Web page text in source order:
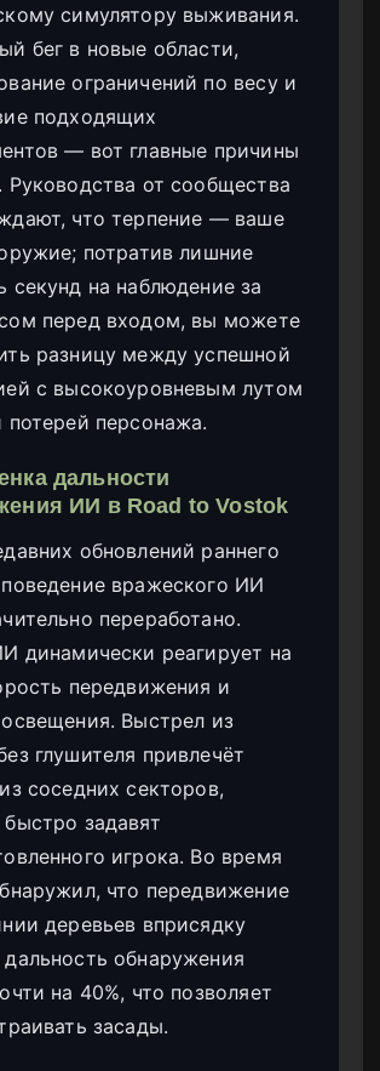
симулятору выживания.
бег в новые области,
ограничений по весу и
подходящих
— вот главные причины
Руководства от сообщества
что терпение — ваше
потратив лишние
секунд на наблюдение за
перед входом, вы можете
разницу между успешной
с высокоуровневым лутом
потерей персонажа.
дальности
ИИ в Road to Vostok
обновлений раннего
вражеского ИИ
переработано.
динамически реагирует на
передвижения и
Выстрел из
глушителя привлечёт
соседних секторов,
задавят
игрока. Во время
что передвижение
деревьев вприсядку
обнаружения
на 40%, что позволяет
засады.